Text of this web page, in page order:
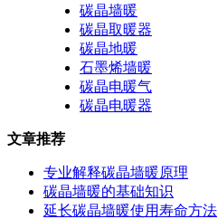
碳晶墙暖
碳晶取暖器
碳晶地暖
石墨烯墙暖
碳晶电暖气
碳晶电暖器
文章推荐
专业解释碳晶墙暖原理
碳晶墙暖的基础知识
延长碳晶墙暖使用寿命方法